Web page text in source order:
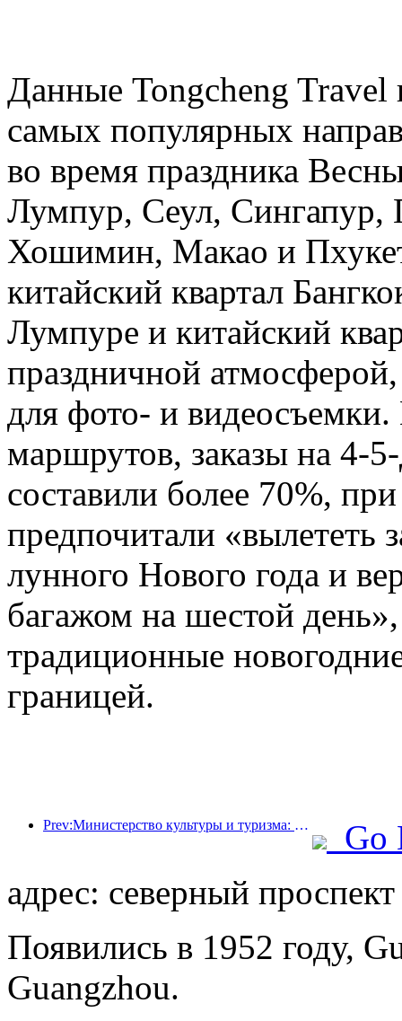
Данные Tongcheng Travel
самых популярных
во время праздника
Лумпур, Сеул, Сингапур,
Хошимин, Макао и
китайский квартал
Лумпуре и китайский
праздничной
для фото- и
маршрутов, заказы на 4-
составили более 70%,
предпочитали «вылететь
лунного Нового года и
багажом на шестой
традиционные
границей.
Prev:Министерство культуры и туризма: запуск 22 тематических мероприятий в рамках 7 основных направлений.
Go
адрес: северный
Появились в 1952 году,
Guangzhou.